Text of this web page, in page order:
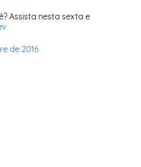
Assista nesta sexta e
de 2016